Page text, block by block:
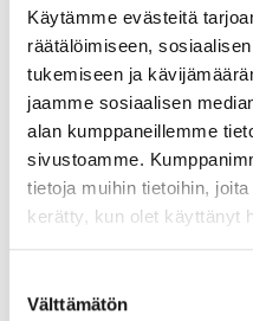
Käytämme evästeitä
räätälöimiseen,
tukemiseen ja
jaamme sosiaalisen
alan kumppaneillemme
sivustoamme.
tietoja muihin tietoihin,
kerätty, kun olet käyttänyt
valinta
Välttämätön
nostamaan
alentaa arvoa
Korjauksesta on tehtävä
kannattavampaa kuin
keskeinen tekijä on
teemme niistä
kaikkia aina yksityisestä
on liian vaikeaa ja aikaa